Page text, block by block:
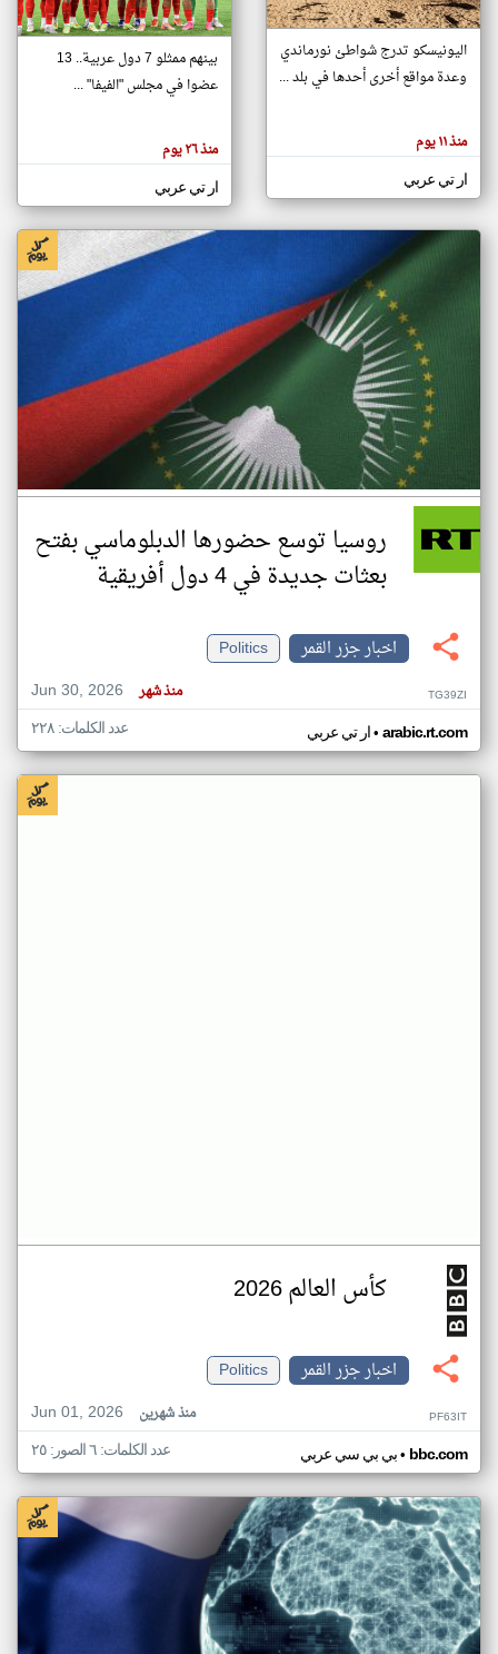
تغيير الدولة
اخبار جزر القمر على مدار الساعة
أهم اخبار جزر القمر العاجلة والمباشرة
هنا عن
وجهة
كاتبيها.
اليونيسكو تدرج شواطئ نورماندي
وعدة مواقع أخرى أحدها في بلد ...
منذ ١١ يوم
ار تي عربي
بينهم ممثلو 7 دول عربية.. 13
عضوا في مجلس "الفيفا" ...
منذ ٢٦ يوم
ار تي عربي
روسيا توسع حضورها الدبلوماسي بفتح
بعثات جديدة في 4 دول أفريقية
اخبار جزر القمر
Politics
Jun 30, 2026
منذ شهر TG39ZI
ار تي عربي• arabic.rt.com عدد الكلمات: ٢٢٨
كأس العالم 2026
اخبار جزر القمر
Politics
Jun 01, 2026
منذ شهرين PF63IT
بي بي سي عربي• bbc.com عدد الكلمات: ٦ الصور: ٢٥
klyoum.com